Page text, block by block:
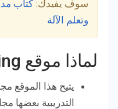
سوف يفيدك: كتاب
وتعلم الآلة
لماذا موقع DeepLearning؟
يتيح هذا الموقع
التدريبية بعضها